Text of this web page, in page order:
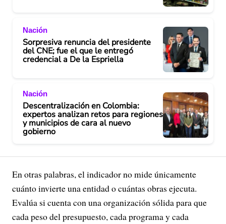
Nación
Sorpresiva renuncia del presidente
del CNE; fue el que le entregó
credencial a De la Espriella
Nación
Descentralización en Colombia:
expertos analizan retos para regiones
y municipios de cara al nuevo
gobierno
En otras palabras, el indicador no mide únicamente
cuánto invierte una entidad o cuántas obras ejecuta.
Evalúa si cuenta con una organización sólida para que
cada peso del presupuesto, cada programa y cada